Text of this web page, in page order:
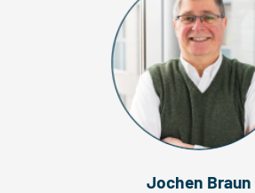
Jochen Braun